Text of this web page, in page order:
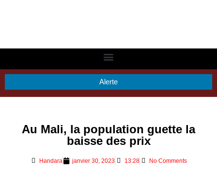
Alerte
Au Mali, la population guette la
baisse des prix
Handara janvier 30, 2023 13:28 No Comments